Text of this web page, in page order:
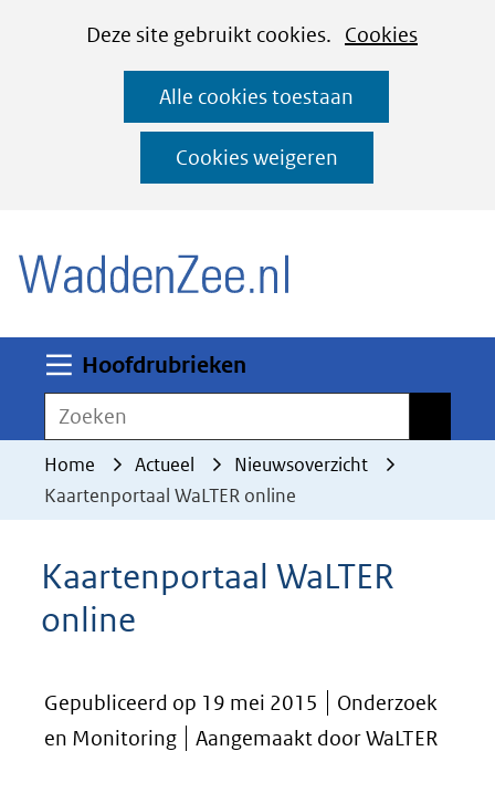
CookiesDeze site gebruikt cookies. Cookies
deze
worden
toegestaan
geweigerd.
Alle cookies toestaan
Cookies weigeren
Ga
naar
de
inhoud
Hoofdrubrieken
Zoeken
Home Actueel
Nieuwsoverzicht
Kaartenportaal WaLTER online
Kaartenportaal WaLTER
online
Gepubliceerd op 19 mei 2015
Onderzoek
en Monitoring
Aangemaakt door WaLTER